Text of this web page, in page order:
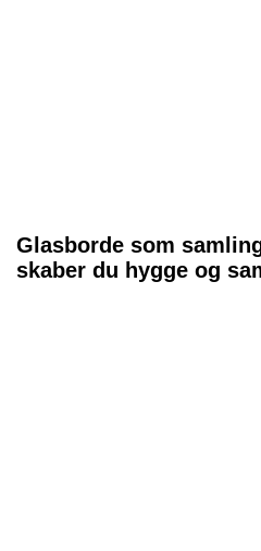
Glasborde som
skaber du hygge og